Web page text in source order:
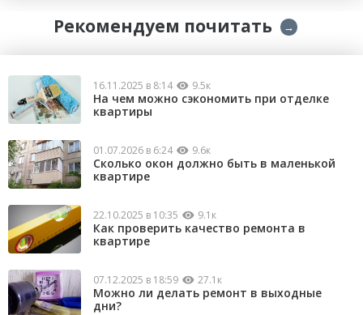
Рекомендуем почитать →
16.11.2025 в 8:14 9.5к
На чем можно сэкономить при отделке
квартиры
01.07.2026 в 6:24 9.6к
Сколько окон должно быть в маленькой
квартире
22.10.2025 в 10:35 9.1к
Как проверить качество ремонта в
квартире
07.12.2025 в 18:59 27.1к
Можно ли делать ремонт в выходные
дни?